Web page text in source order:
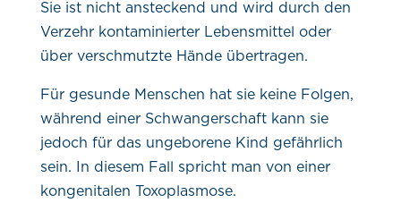
Sie ist nicht ansteckend und wird durch den
Verzehr kontaminierter Lebensmittel oder
über verschmutzte Hände übertragen.
Für gesunde Menschen hat sie keine Folgen,
während einer Schwangerschaft kann sie
jedoch für das ungeborene Kind gefährlich
sein. In diesem Fall spricht man von einer
kongenitalen Toxoplasmose.